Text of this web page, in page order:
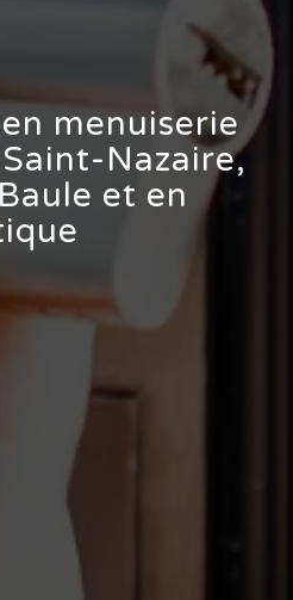
menuiserie
Nazaire,
et en